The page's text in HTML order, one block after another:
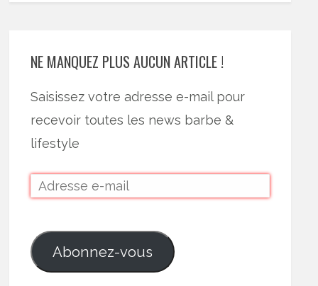
NE MANQUEZ PLUS AUCUN ARTICLE !
Saisissez votre adresse e-mail pour
recevoir toutes les news barbe &
lifestyle
Abonnez-vous